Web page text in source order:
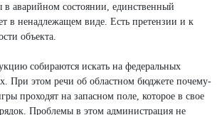
в аварийном состоянии, единственный
в ненадлежащем виде. Есть претензии и к
объекта.
собираются искать на федеральных
При этом речи об областном бюджете почему-
проходят на запасном поле, которое в свое
Проблемы в этом администрация не